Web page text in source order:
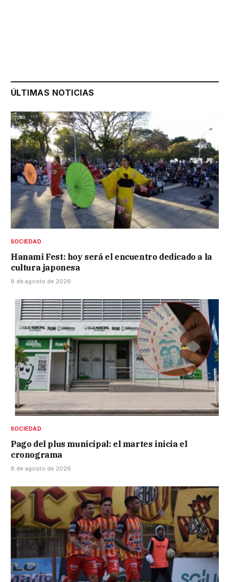
ÚLTIMAS NOTICIAS
SOCIEDAD
Hanami Fest: hoy será el encuentro dedicado a la
cultura japonesa
8 de agosto de 2026
SOCIEDAD
Pago del plus municipal: el martes inicia el
cronograma
8 de agosto de 2026